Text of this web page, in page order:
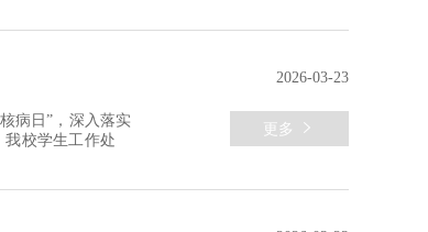
2026-03-23
病日”，深入落实
校学生工作处日
更多 